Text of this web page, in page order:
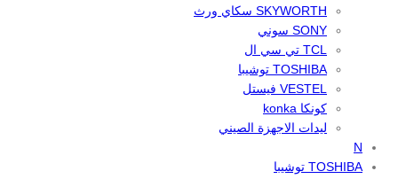
SKYWORTH سكاي ورث
SONY سوني
TCL تي سي ال
TOSHIBA توشيبا
VESTEL فيستل
كونكا konka
ليدات الاجهزة الصيني
N
TOSHIBA توشيبا